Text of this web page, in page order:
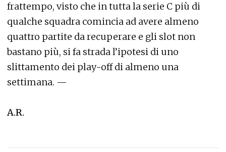
frattempo, visto che in tutta la serie C più di
qualche squadra comincia ad avere almeno
quattro partite da recuperare e gli slot non
bastano più, si fa strada l’ipotesi di uno
slittamento dei play-off di almeno una
settimana. —
A.R.